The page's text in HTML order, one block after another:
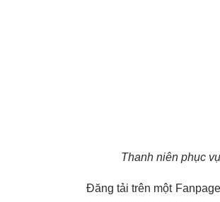
Thanh niên phục
Đăng tải trên một